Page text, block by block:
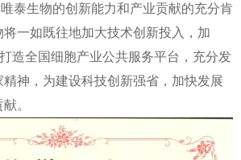
生物的创新能力和产业贡献的充分肯
一如既往地加大技术创新投入，加
造全国细胞产业公共服务平台，充分发
神，为建设科技创新强省，加快发展
。